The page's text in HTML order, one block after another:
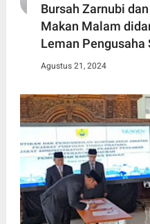
Bursah Zarnubi
Makan Malam
Leman Pengusaha
Agustus 21, 2024